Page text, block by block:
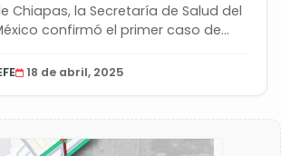
Chiapas, la Secretaría de Salud del
confirmó el primer caso de...
18 de abril, 2025